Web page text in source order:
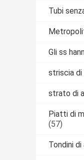
Tubi
Gli ss
striscia di
strato di
Piatti di
(57)
Tondini